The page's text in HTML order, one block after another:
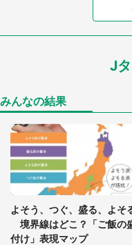
「可愛いの
「孫にあげ
「ゾワゾワ
グっちゃっ
「閉所恐怖
年に『手を
8万人感動
J
みんなの結果
よそう、つぐ、盛る、よそ
境界線はどこ？「ご飯の
付け」表現マップ